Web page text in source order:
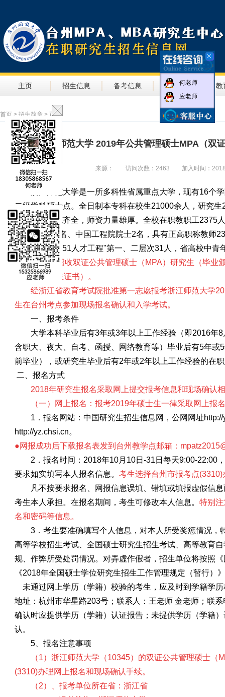
主页 招生信息 备考信息 教学信息 教
首页 > 招生简章 > 正文
浙江师范大学 2019年公共管理硕士MPA（双
来源： 访问次数：2463 加入时间：2018-
浙江师范大学是一所多科性省属重点大学，现有16个
二级学科硕士点。全日制本专科在校生21000余人，研究
良，基础设施齐全，师资力量雄厚。全校在职教职工2375
科学院院士2名、中国工程院院士2名，具有正高职称教师
江省"新世纪151人才工程"第一、二层次31人，省高校中青
2019年招收双证公共管理硕士（ MPA）研究生（毕业
（MPA）学位证书）。
经浙江省教育考试院批准第一志愿报考浙江师范大学
生在台州考点参加现场报名确认和入学考试。
一、报考条件
大学本科毕业后有3年或3年以上工作经验（即2016年8
含职大、夜大、自考、函授、网络教育等）毕业后有5年或
前毕业），或研究生毕业后有2年或2年以上工作经验的在
二、报名方式
2018年研究生报名采取网上提交报考信息和现场确认
（一）网上报名：报考2019年硕士生一律采取网上报
1．报名网站：中国研究生招生信息网，公网网址
http://yz.chsi.cn。
●网报成功后下载报名表发到台州教学点邮箱：
2．报名时间：2018年10月10日-31日每天9:00-22:00
要求如实填写本人报名信息。考生选择台州市报考点(3310)
凡不按要求报名、网报信息误填、错填或填报虚假信
考生本人承担。在报名期间，考生可修改本人信息。特别
名和密码等信息。
3 ．考生要准确填写个人信息，对本人所受奖惩情况
高等学校招生考试、全国硕士研究生招生考试、高等教育
规、作弊所受处罚情况。对弄虚作假者，招生单位将按照
《2018年全国硕士学位研究生招生工作管理规定（暂行）
未通过网上学历（学籍）校验的考生，应及时到学籍学
地址：杭州市华星路203号；联系人：王老师 金老师；联
确认时应提供学历（学籍）认证报告；未提供学历（学籍
认。
5、报名注意事项
（1）浙江师范大学（10345）的双证公共管理硕士（
(3310)办理网上报名和现场确认手续。
（2）、报考单位所在省：浙江省
何老师
应老师